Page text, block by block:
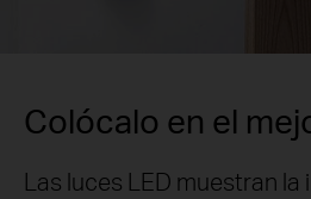
Colócalo en el
Las luces LED muestran